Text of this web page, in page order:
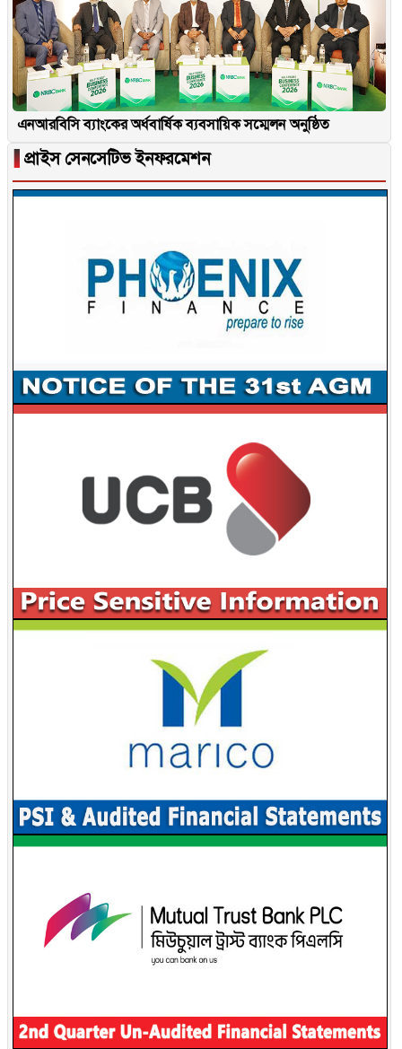
এনআরবিসি ব্যাংকের অর্ধবার্ষিক ব্যবসায়িক সম্মেলন অনুষ্ঠিত
▐ প্রাইস সেনসেটিভ ইনফরমেশন